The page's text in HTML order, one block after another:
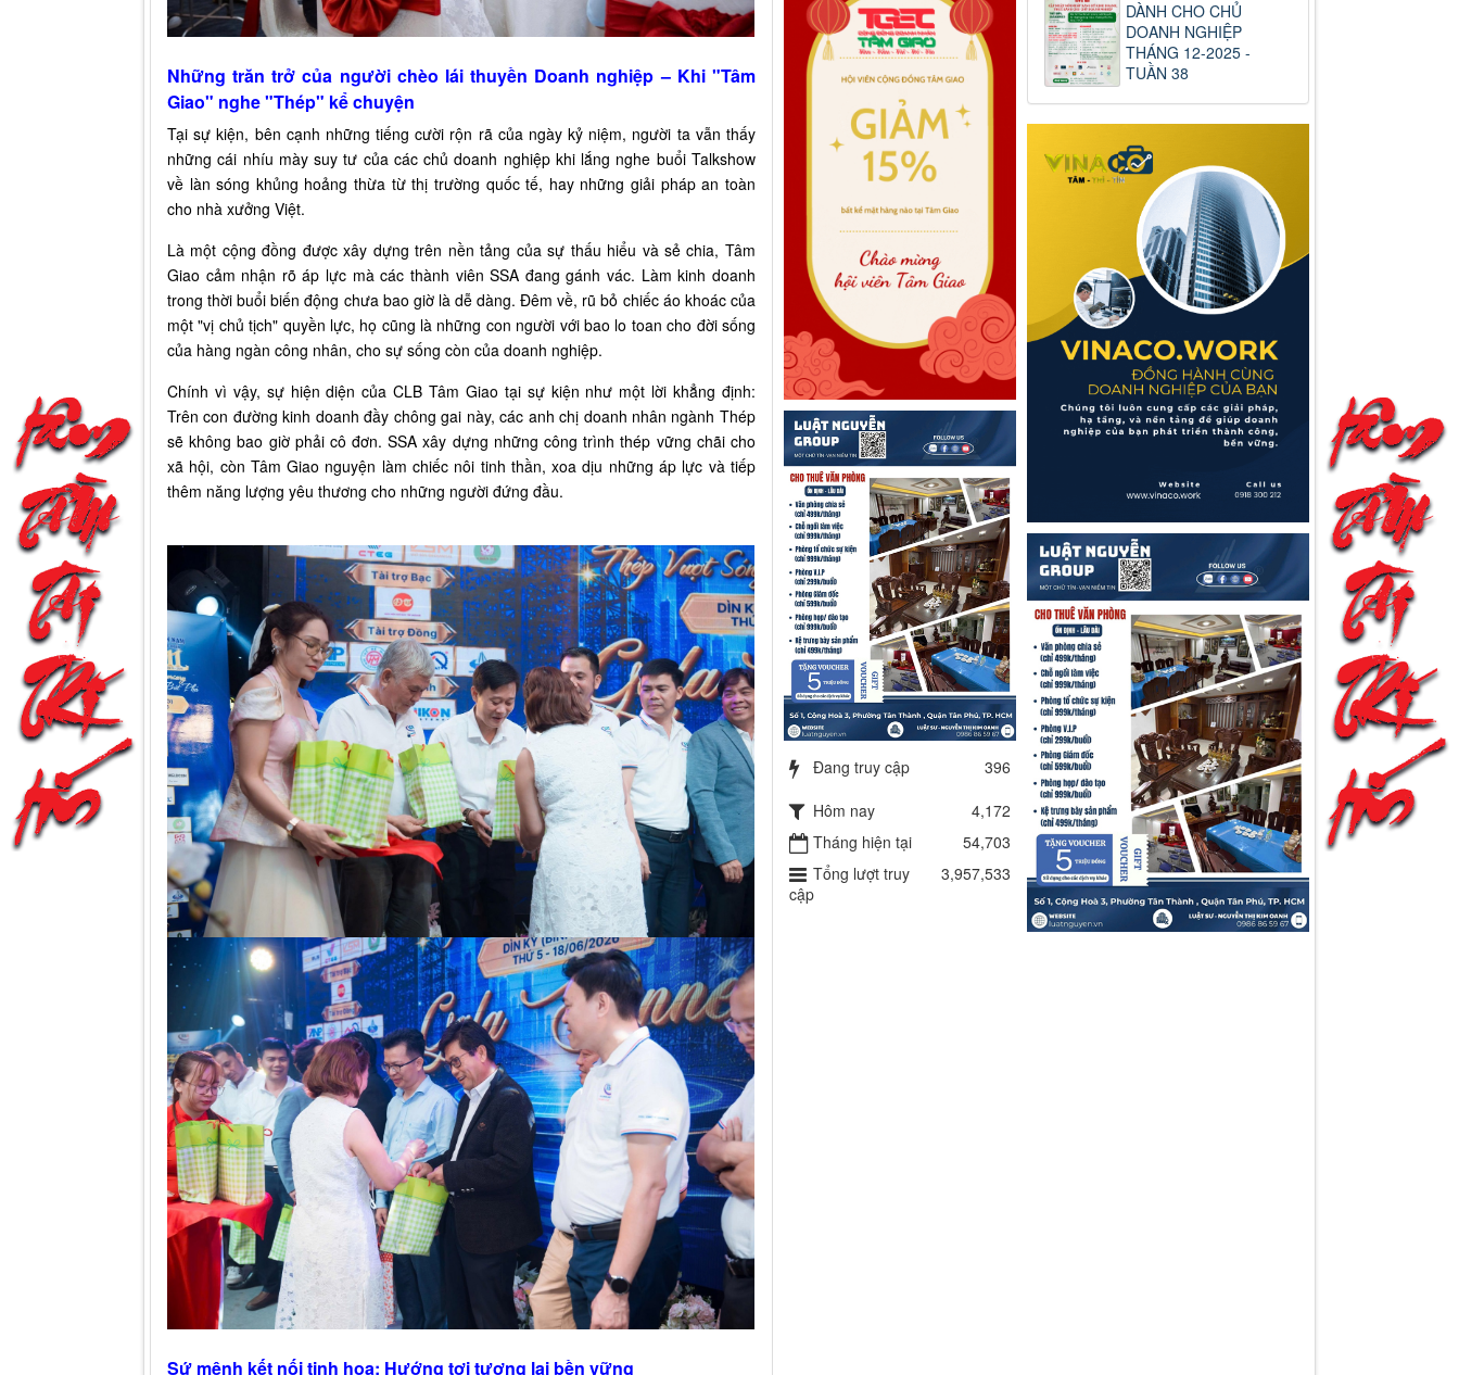
Những trăn trở của người chèo lái thuyền Doanh nghiệp – Khi "Tâm
Giao" nghe "Thép" kể chuyện
Tại sự kiện, bên cạnh những tiếng cười rộn rã của ngày kỷ niệm, người ta vẫn thấy
những cái nhíu mày suy tư của các chủ doanh nghiệp khi lắng nghe buổi Talkshow
về làn sóng khủng hoảng thừa từ thị trường quốc tế, hay những giải pháp an toàn
cho nhà xưởng Việt.
Là một cộng đồng được xây dựng trên nền tảng của sự thấu hiểu và sẻ chia, Tâm
Giao cảm nhận rõ áp lực mà các thành viên SSA đang gánh vác. Làm kinh doanh
trong thời buổi biến động chưa bao giờ là dễ dàng. Đêm về, rũ bỏ chiếc áo khoác của
một "vị chủ tịch" quyền lực, họ cũng là những con người với bao lo toan cho đời sống
của hàng ngàn công nhân, cho sự sống còn của doanh nghiệp.
Chính vì vậy, sự hiện diện của CLB Tâm Giao tại sự kiện như một lời khẳng định:
Trên con đường kinh doanh đầy chông gai này, các anh chị doanh nhân ngành Thép
sẽ không bao giờ phải cô đơn. SSA xây dựng những công trình thép vững chãi cho
xã hội, còn Tâm Giao nguyện làm chiếc nôi tinh thần, xoa dịu những áp lực và tiếp
thêm năng lượng yêu thương cho những người đứng đầu.
Sứ mệnh kết nối tinh hoa: Hướng tơi tương lai bền vững
DÀNH CHO CHỦ
DOANH NGHIỆP
THÁNG 12-2025 -
TUẦN 38
Đang truy cập
396
Hôm nay
4,172
Tháng hiện tại
54,703
Tổng lượt truy
cập
3,957,533